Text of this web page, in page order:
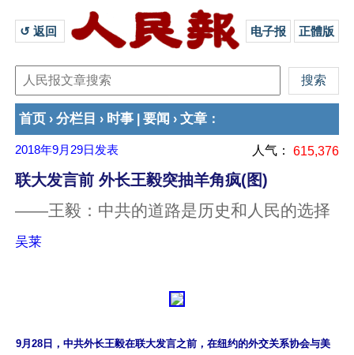
↺ 返回 电子报 正體版
首页 › 分栏目 › 时事 要闻 › 文章 ：
2018年9月29日 发表 人气： 615,376
联大发言前 外长王毅突抽羊角疯(图)
——王毅：中共的道路是历史和人民的选择
吴莱
9月28日，中共外长王毅在联大发言之前，在纽约的外交关系协会与美